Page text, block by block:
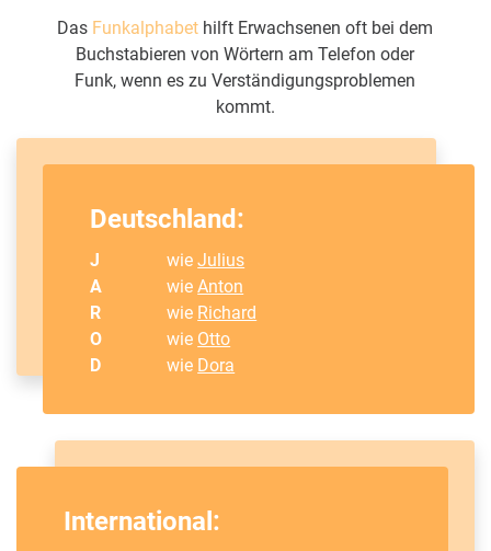
Das Funkalphabet hilft Erwachsenen oft bei dem
Buchstabieren von Wörtern am Telefon oder
Funk, wenn es zu Verständigungsproblemen
kommt.
Deutschland:
J wieJulius
A
wieAnton
R
wie Richard
O
wie Otto
D
wie Dora
International: